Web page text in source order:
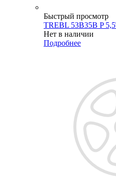
Быстрый просмотр
TREBL 53B35B P
Нет в наличии
Подробнее